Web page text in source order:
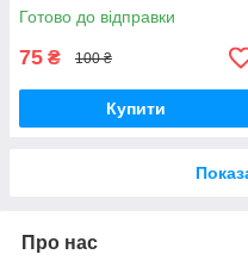
Готово до відправки
75 ₴ 100 ₴
Купити
Про нас